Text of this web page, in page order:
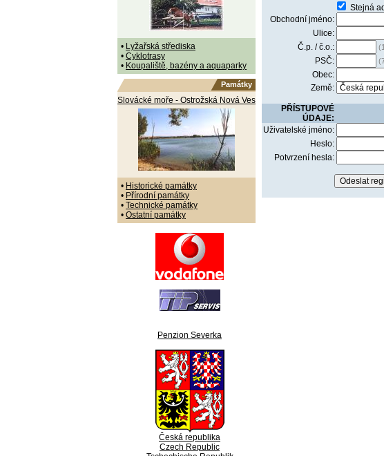
• Lyžařská střediska
• Cyklotrasy
• Koupaliště, bazény a aquaparky
Památky
Slovácké moře - Ostrožská Nová Ves
• Historické památky
• Přírodní památky
• Technické památky
• Ostatní památky
Penzion Severka
Česká republika
Czech Republic
Stejná
Obchodní jméno:
Ulice:
Č.p. / č.o.:
PSČ:
Obec:
Země:
PŘÍSTUPOVÉ
ÚDAJE:
Uživatelské jméno:
Heslo:
Potvrzení hesla: